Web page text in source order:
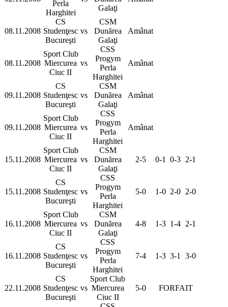
Perla
Harghitei
Galaţi
08.11.2008
CS
Studenţesc
Bucureşti
vs
CSM
Dunărea
Galaţi
Amânat
08.11.2008
Sport Club
Miercurea
Ciuc II
vs
CSS
Progym
Perla
Harghitei
Amânat
09.11.2008
CS
Studenţesc
Bucureşti
vs
CSM
Dunărea
Galaţi
Amânat
09.11.2008
Sport Club
Miercurea
Ciuc II
vs
CSS
Progym
Perla
Harghitei
Amânat
15.11.2008
Sport Club
Miercurea
Ciuc II
vs
CSM
Dunărea
Galaţi
2-5 0-1 0-3 2-1
15.11.2008
CS
Studenţesc
Bucureşti
vs
CSS
Progym
Perla
Harghitei
5-0 1-0 2-0 2-0
16.11.2008
Sport Club
Miercurea
Ciuc II
vs
CSM
Dunărea
Galaţi
4-8 1-3 1-4 2-1
16.11.2008
CS
Studenţesc
Bucureşti
vs
CSS
Progym
Perla
Harghitei
7-4 1-3 3-1 3-0
22.11.2008
CS
Studenţesc
Bucureşti
vs
Sport Club
Miercurea
Ciuc II
5-0 FORFAIT